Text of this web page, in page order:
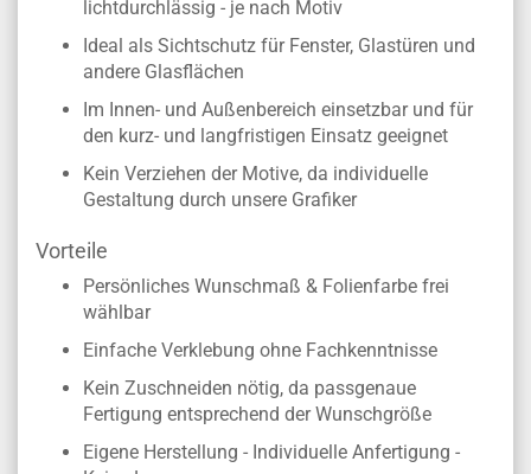
lichtdurchlässig - je nach Motiv
Ideal als Sichtschutz für Fenster, Glastüren und
andere Glasflächen
Im Innen- und Außenbereich einsetzbar und für
den kurz- und langfristigen Einsatz geeignet
Kein Verziehen der Motive, da individuelle
Gestaltung durch unsere Grafiker
Vorteile
Persönliches Wunschmaß & Folienfarbe frei
wählbar
Einfache Verklebung ohne Fachkenntnisse
Kein Zuschneiden nötig, da passgenaue
Fertigung entsprechend der Wunschgröße
Eigene Herstellung - Individuelle Anfertigung -